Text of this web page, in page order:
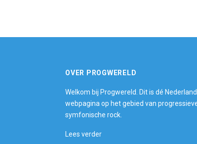
OVER PROGWERELD
Welkom bij Progwereld. Dit is dé
webpagina op het gebied van
symfonische rock.
Lees verder